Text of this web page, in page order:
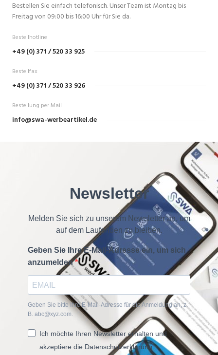
Bestellen Sie einfach telefonisch. Unser Team ist Montag bis
Freitag von 09:00 bis 16:00 Uhr für Sie da.
Bestellhotline
+49 (0) 371 / 520 33 925
Bestellfax
+49 (0) 371 / 520 33 926
Bestellung per Mail
info@swa-werbeartikel.de
Newsletter
Melden Sie sich zu unserem Newsletter an, um
auf dem Laufenden zu bleiben.
Geben Sie Ihre E-Mail-Adresse ein, um sich
anzumelden
Geben Sie bitte Ihre E-Mail-Adresse für die Anmeldung an, z.
B. abc@xyz.com.
Ich möchte Ihren Newsletter erhalten und
akzeptiere die Datenschutzerklärung.